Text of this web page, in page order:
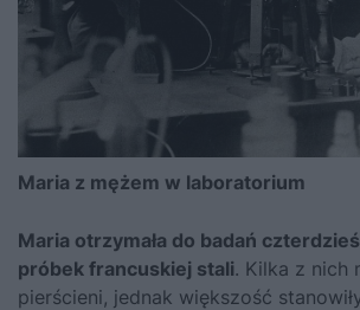
Maria z mężem w laboratorium
Maria otrzymała do badań
próbek francuskiej stali. Kilka z nich
pierścieni, jednak większość